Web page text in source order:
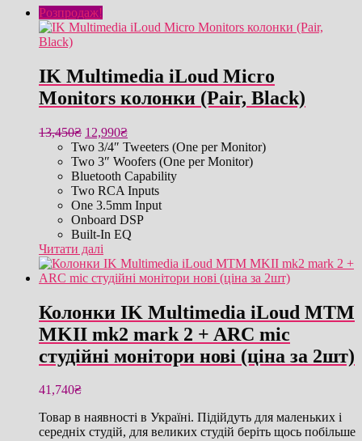
Розпродаж!
IK Multimedia iLoud Micro
Monitors колонки (Pair, Black)
13,450₴ Оригінальна
ціна:
13,450₴.
12,990₴Поточна
ціна:
12,990₴.
Two 3/4″ Tweeters (One per Monitor)
Two 3″ Woofers (One per Monitor)
Bluetooth Capability
Two RCA Inputs
One 3.5mm Input
Onboard DSP
Built-In EQ
Читати далі
Колонки IK Multimedia iLoud MTM
MKII mk2 mark 2 + ARC mic
студійні монітори нові (ціна за 2шт)
41,740₴
Товар в наявності в Україні. Підійдуть для маленьких і
середніх студій, для великих студій беріть щось побільше